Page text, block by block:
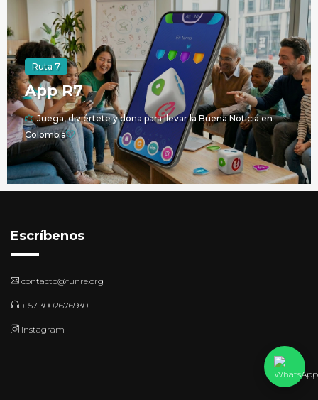
Ruta 7
App R7
Juega, diviértete y dona para llevar la Buena Noticia en
Colombia
Escríbenos
contacto@funre.org
+ 57 3002676930
Instagram